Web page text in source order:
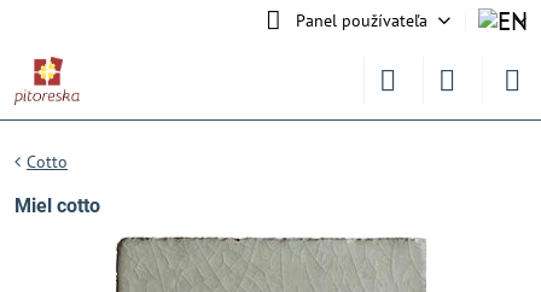
Panel používateľa
Cotto
Miel cotto